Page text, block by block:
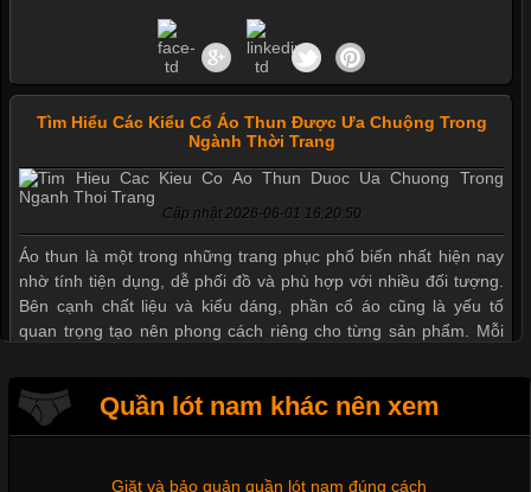
Tìm Hiểu Các Kiểu Cổ Áo Thun Được Ưa Chuộng Trong
Ngành Thời Trang
Cập nhật 2026-06-01 16:20:50
Áo thun là một trong những trang phục phổ biến nhất hiện nay
nhờ tính tiện dụng, dễ phối đồ và phù hợp với nhiều đối tượng.
Bên cạnh chất liệu và kiểu dáng, phần cổ áo cũng là yếu tố
quan trọng tạo nên phong cách riêng cho từng sản phẩm. Mỗi
Quần lót nam khác nên xem
Mẫu quần short quần lót nam nữ hè thu 2017
Thị hiều quần lót nam bơi lội nam và nữ 2017
Xu hướng thời trang trẻ và quần lót nam giá sỉ
Giặt và bảo quản quần lót nam đúng cách